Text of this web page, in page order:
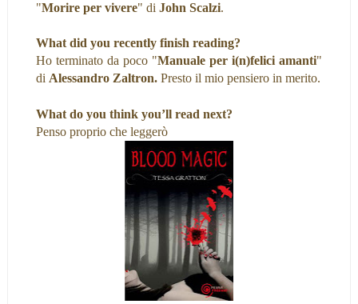
"Morire per vivere" di John Scalzi.
What did you recently finish reading?
Ho terminato da poco "Manuale per i(n)felici amanti"
di Alessandro Zaltron. Presto il mio pensiero in merito.
What do you think you’ll read next?
Penso proprio che leggerò